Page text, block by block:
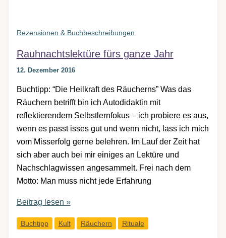
Rezensionen & Buchbeschreibungen
Rauhnachtslektüre fürs ganze Jahr
12. Dezember 2016
Buchtipp: “Die Heilkraft des Räucherns” Was das
Räuchern betrifft bin ich Autodidaktin mit
reflektierendem Selbstlernfokus – ich probiere es aus,
wenn es passt isses gut und wenn nicht, lass ich mich
vom Misserfolg gerne belehren. Im Lauf der Zeit hat
sich aber auch bei mir einiges an Lektüre und
Nachschlagwissen angesammelt. Frei nach dem
Motto: Man muss nicht jede Erfahrung
Rauhnachtslektüre
ganze
Beitrag lesen »
Buchtipp Kult Räuchern Rituale